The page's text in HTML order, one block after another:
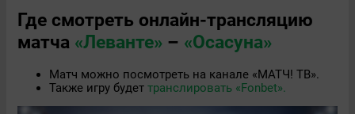
Где смотреть онлайн-трансляцию
матча «Леванте» – «Осасуна»
Матч можно посмотреть на канале «МАТЧ! ТВ».
Также игру будет транслировать «Fonbet».